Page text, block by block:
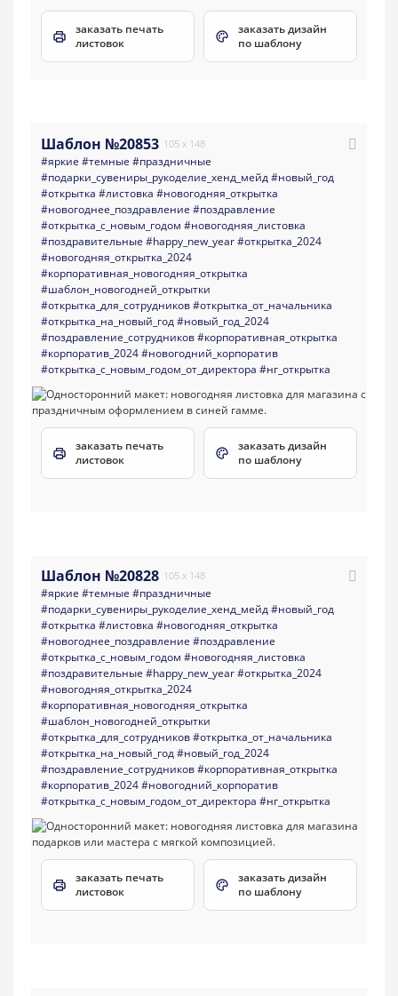
заказать печать
листовок
заказать дизайн
по шаблону
Шаблон №20853 105 x 148
#яркие #темные #праздничные
#подарки_сувениры_рукоделие_хенд_мейд#новый_год
#открытка #листовка #новогодняя_открытка
#новогоднее_поздравление #поздравление
#открытка_с_новым_годом #новогодняя_листовка
#поздравительные #happy_new_year#открытка_2024
#новогодняя_открытка_2024
#корпоративная_новогодняя_открытка
#шаблон_новогодней_открытки
#открытка_для_сотрудников#открытка_от_начальника
#открытка_на_новый_год#новый_год_2024
#поздравление_сотрудников#корпоративная_открытка
#корпоратив_2024#новогодний_корпоратив
#открытка_с_новым_годом_от_директора #нг_открытка
заказать печать
листовок
заказать дизайн
по шаблону
Шаблон №20828 105 x 148
#яркие #темные #праздничные
#подарки_сувениры_рукоделие_хенд_мейд#новый_год
#открытка #листовка #новогодняя_открытка
#новогоднее_поздравление #поздравление
#открытка_с_новым_годом #новогодняя_листовка
#поздравительные #happy_new_year#открытка_2024
#новогодняя_открытка_2024
#корпоративная_новогодняя_открытка
#шаблон_новогодней_открытки
#открытка_для_сотрудников#открытка_от_начальника
#открытка_на_новый_год#новый_год_2024
#поздравление_сотрудников#корпоративная_открытка
#корпоратив_2024#новогодний_корпоратив
#открытка_с_новым_годом_от_директора #нг_открытка
заказать печать
листовок
заказать дизайн
по шаблону